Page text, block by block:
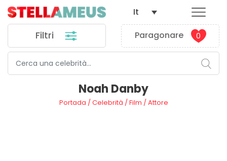
Filtri Paragonare 0
It
Noah Danby
Portada /Celebrità /Film /Attore